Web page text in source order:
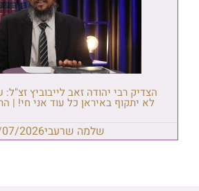
הצדיק רבי יהודה זאב לייבוביץ
לא יתקוף באיראן כל עוד אני חי! |
שלמה שרעבי2026